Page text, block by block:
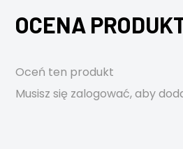
OCENA
Oceń ten produkt
Musisz się zalogować, aby